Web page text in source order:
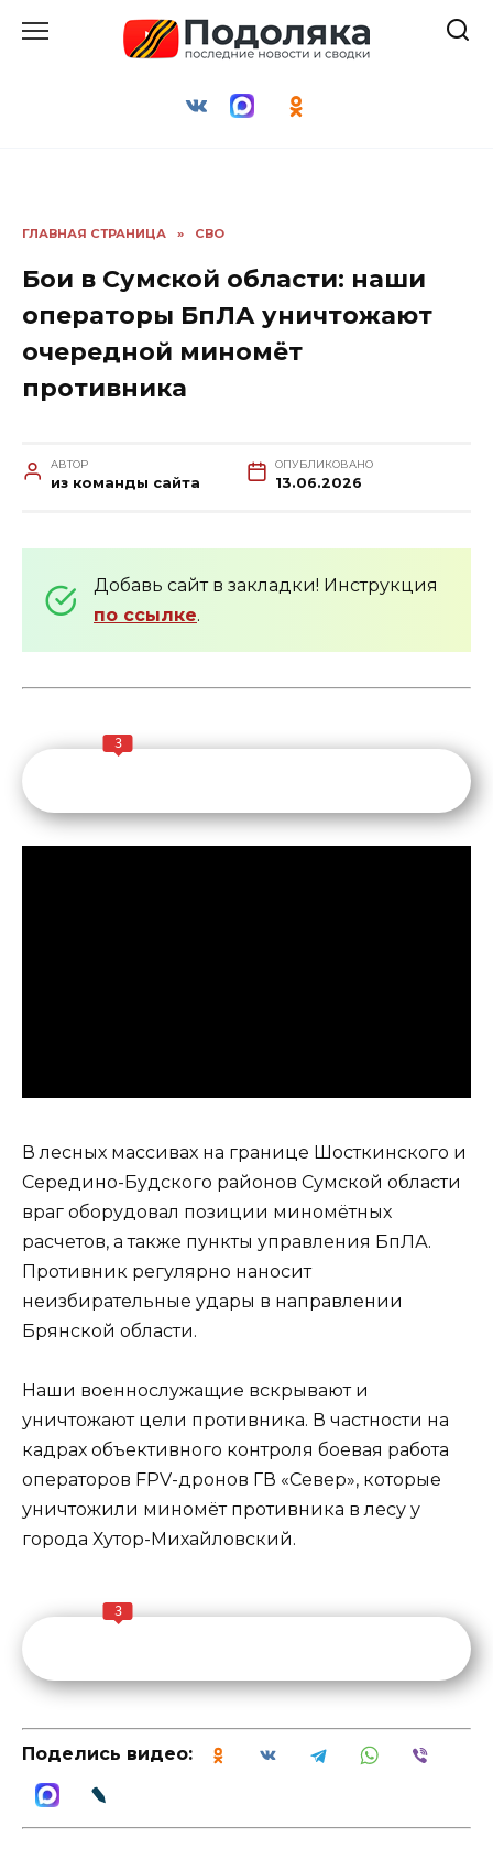
ГЛАВНАЯ СТРАНИЦА » СВО
Бои в Сумской области: наши
операторы БпЛА уничтожают
очередной миномёт
противника
АВТОР
из команды сайта
ОПУБЛИКОВАНО
13.06.2026
Добавь сайт в закладки! Инструкция
по ссылке.
3
В лесных массивах на границе Шосткинского и
Середино-Будского районов Сумской области
враг оборудовал позиции миномётных
расчетов, а также пункты управления БпЛА.
Противник регулярно наносит
неизбирательные удары в направлении
Брянской области.
Наши военнослужащие вскрывают и
уничтожают цели противника. В частности на
кадрах объективного контроля боевая работа
операторов FPV-дронов ГВ «Север», которые
уничтожили миномёт противника в лесу у
города Хутор-Михайловский.
3
Поделись видео: